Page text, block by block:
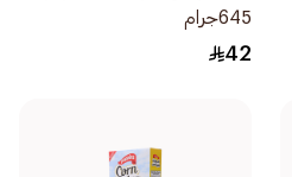
645جرام
42